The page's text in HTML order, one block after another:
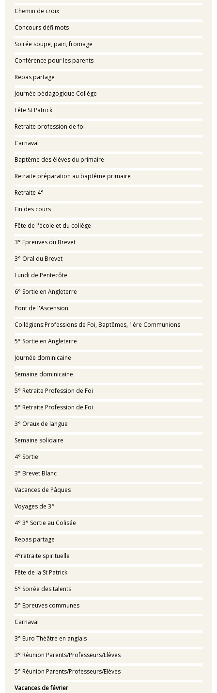
Chemin de croix
Concours défi'mots
Soirée soupe, pain, fromage
Conférence pour les parents
Repas partage
Journée pédagogique Collège
Fête St Patrick
Retraite profession de foi
Carnaval
Baptême des élèves du primaire
Retraite préparation au baptême primaire
Retraite 4°
Fin des cours
Fête de l'école et du collège
3° Epreuves du Brevet
3° Oral du Brevet
Lundi de Pentecôte
6° Sortie en Angleterre
Pont de l'Ascension
Collégiens:Professions de Foi, Baptêmes, 1ère Communions
5° Sortie en Angleterre
Journée dominicaine
Semaine dominicaine
5° Retraite Profession de Foi
5° Retraite Profession de Foi
3° Oraux de langue
Semaine solidaire
4° Sortie
3° Brevet Blanc
Vacances de Pâques
Voyages de 3°
4° 3° Sortie au Colisée
Repas partage
4°retraite spirituelle
Fête de la St Patrick
5° Soirée des talents
5° Epreuves communes
Carnaval
3° Euro Théâtre en anglais
3° Réunion Parents/Professeurs/Elèves
5° Réunion Parents/Professeurs/Elèves
Vacances de février